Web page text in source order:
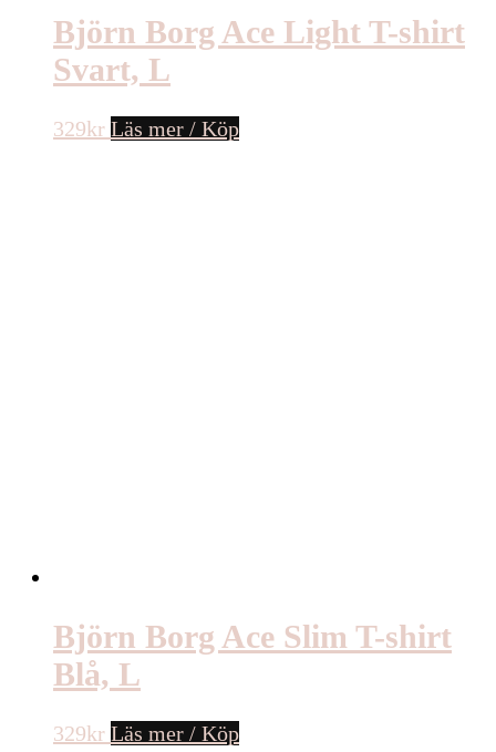
Björn Borg Ace Light T-shirt
Svart, L
329kr Läs mer / Köp
Björn Borg Ace Slim T-shirt
Blå, L
329kr Läs mer / Köp